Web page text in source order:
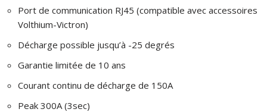
Port de communication RJ45 (compatible avec accessoires
Volthium-Victron)
Décharge possible jusqu’à -25 degrés
Garantie limitée de 10 ans
Courant continu de décharge de 150A
Peak 300A (3sec)